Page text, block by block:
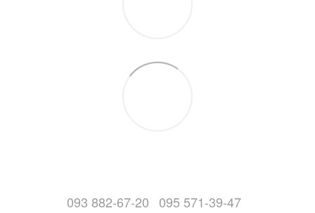
093 882-67-20 095 571-39-47